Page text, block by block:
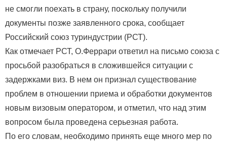
не смогли поехать в страну, поскольку получили
документы позже заявленного срока, сообщает
Российский союз туриндустрии (РСТ).
Как отмечает РСТ, О.Феррари ответил на письмо союза с
просьбой разобраться в сложившейся ситуации с
задержками виз. В нем он признал существование
проблем в отношении приема и обработки документов
новым визовым оператором, и отметил, что над этим
вопросом была проведена серьезная работа.
По его словам, необходимо принять еще много мер по